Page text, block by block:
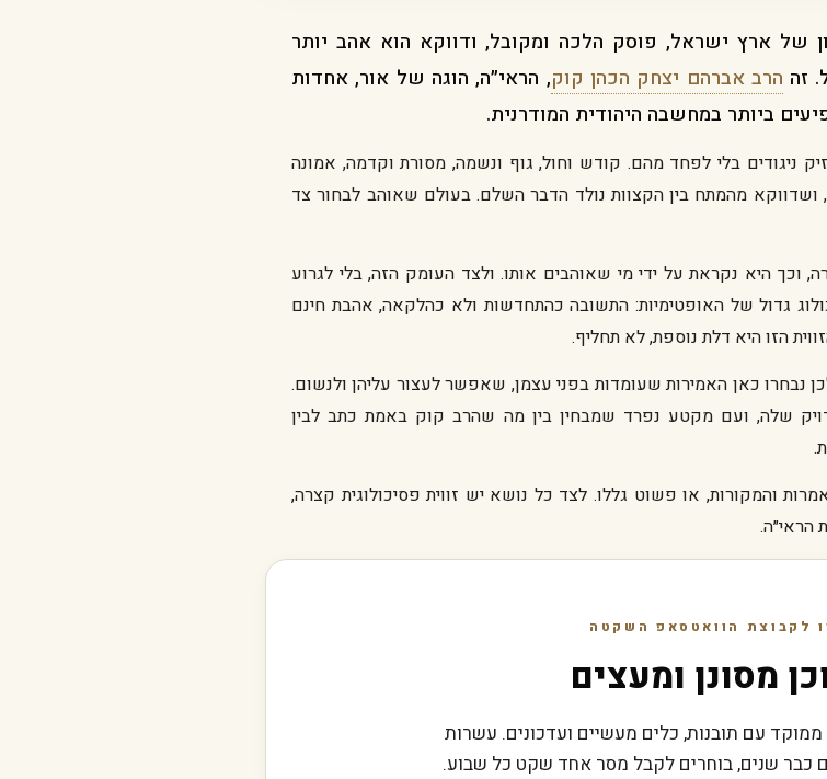
ארץ ישראל, פוסק הלכה ומקובל, ודווקא הוא אהב יותר
זה הרב אברהם יצחק הכהן קוק, הראי״ה, הוגה של אור, אחדות
ביותר במחשבה היהודית המודרנית.
ניגודים בלי לפחד מהם. קודש וחול, גוף ונשמה, מסורת וקדמה, אמונה
מהמתח בין הקצוות נולד הדבר השלם. בעולם שאוהב לבחור צד
וכך היא נקראת על ידי מי שאוהבים אותו. ולצד העומק הזה, בלי לגרוע
גדול של האופטימיות: התשובה כהתחדשות ולא כהלקאה, אהבת חינם
הזו היא דלת נוספת, לא תחליף.
נבחרו כאן האמירות שעומדות בפני עצמן, שאפשר לעצור עליהן ולנשום.
שלה, ועם מקטע נפרד שמבחין בין מה שהרב קוק באמת כתב לבין
והמקורות, או פשוט גללו. לצד כל נושא יש זווית פסיכולוגית קצרה,
הראי״ה.
לקבוצת הוואטסאפ השקטה
מסונן ומעצים
עם תובנות, כלים מעשיים ועדכונים. עשרות
כבר שנים, בוחרים לקבל מסר אחד שקט כל שבוע.